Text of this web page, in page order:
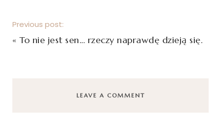
Previous post:
« To nie jest sen… rzeczy naprawdę dzieją się.
LEAVE A COMMENT